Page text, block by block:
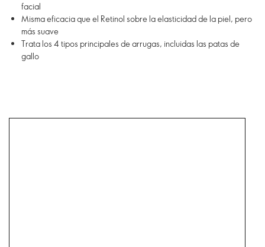
facial
Misma eficacia que el Retinol sobre la elasticidad de la piel, pero
más suave
Trata los 4 tipos principales de arrugas, incluidas las patas de
gallo